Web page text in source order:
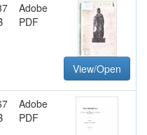
Adobe
PDF
View/Open
Adobe
PDF